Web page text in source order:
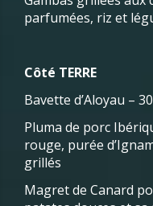
parfumées, riz et
Côté TERRE
Bavette d’Aloyau –
Pluma de porc
rouge, purée
grillés
Magret de Canard